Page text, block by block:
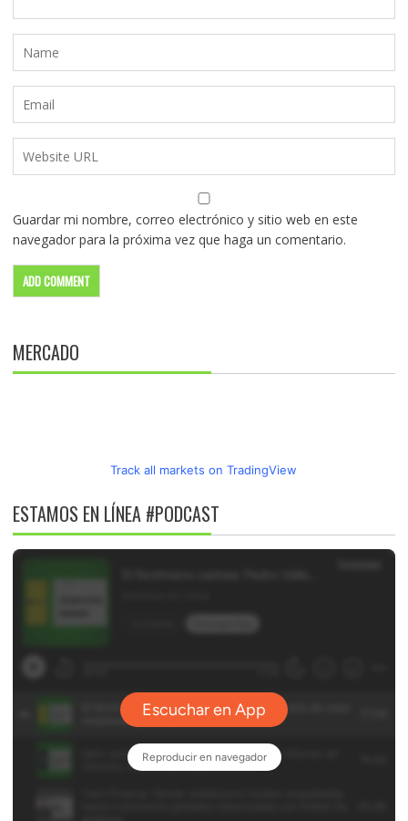
Guardar mi nombre, correo electrónico y sitio web en este
navegador para la próxima vez que haga un comentario.
MERCADO
Track all markets on TradingView
ESTAMOS EN LÍNEA #PODCAST